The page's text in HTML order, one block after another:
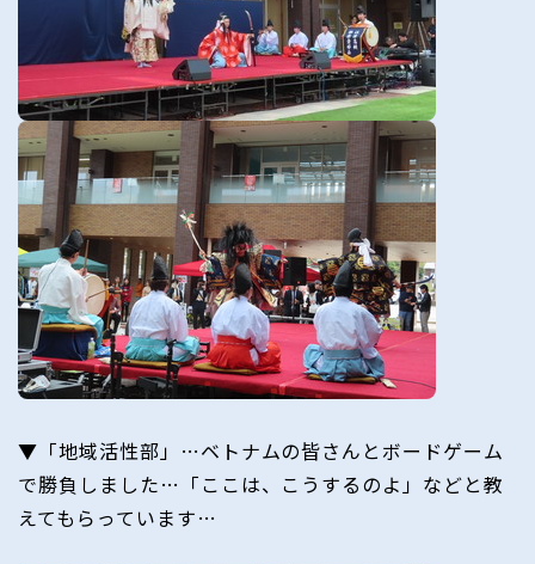
▼「地域活性部」…ベトナムの皆さんとボードゲーム
で勝負しました…「ここは、こうするのよ」などと教
えてもらっています…